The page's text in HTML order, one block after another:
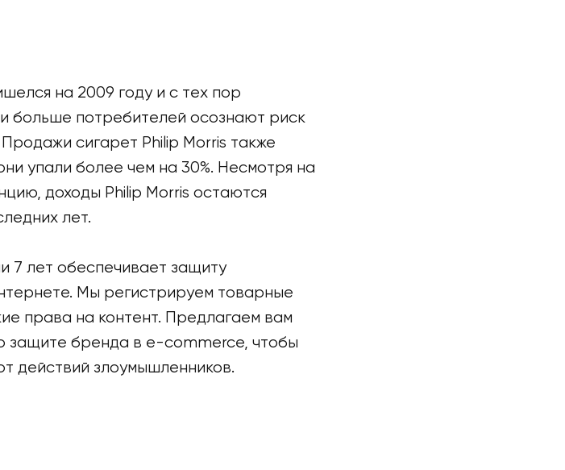
на 2009 году и с тех пор
больше потребителей осознают риск
сигарет Philip Morris также
упали более чем на 30%. Несмотря на
доходы Philip Morris остаются
лет.
7 лет обеспечивает защиту
Мы регистрируем товарные
права на контент. Предлагаем вам
защите бренда в e-commerce, чтобы
действий злоумышленников.